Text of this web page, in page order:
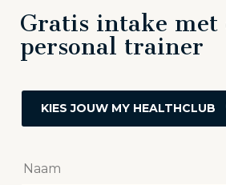
Gratis intake met
personal trainer